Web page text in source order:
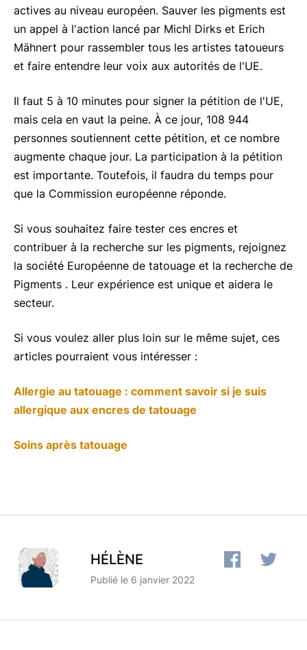
actives au niveau européen. Sauver les pigments est
un appel à l'action lancé par Michl Dirks et Erich
Mähnert pour rassembler tous les artistes tatoueurs
et faire entendre leur voix aux autorités de l'UE.
Il faut 5 à 10 minutes pour signer la pétition de l'UE,
mais cela en vaut la peine. À ce jour, 108 944
personnes soutiennent cette pétition, et ce nombre
augmente chaque jour. La participation à la pétition
est importante. Toutefois, il faudra du temps pour
que la Commission européenne réponde.
Si vous souhaitez faire tester ces encres et
contribuer à la recherche sur les pigments, rejoignez
la société Européenne de tatouage et la recherche de
Pigments . Leur expérience est unique et aidera le
secteur.
Si vous voulez aller plus loin sur le même sujet, ces
articles pourraient vous intéresser :
Allergie au tatouage : comment savoir si je suis
allergique aux encres de tatouage
Soins après tatouage
HÉLÈNE
Publié le 6 janvier 2022